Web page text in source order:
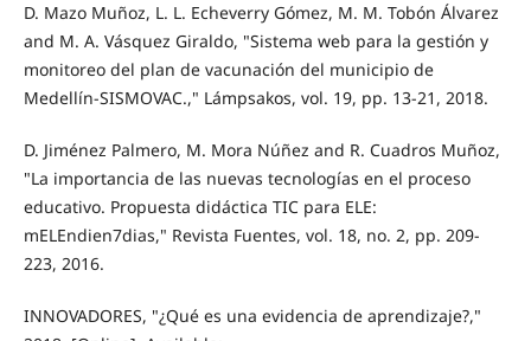
D. Mazo Muñoz, L. L. Echeverry Gómez, M. M. Tobón Álvarez
and M. A. Vásquez Giraldo, "Sistema web para la gestión y
monitoreo del plan de vacunación del municipio de
Medellín-SISMOVAC.," Lámpsakos, vol. 19, pp. 13-21, 2018.
D. Jiménez Palmero, M. Mora Núñez and R. Cuadros Muñoz,
"La importancia de las nuevas tecnologías en el proceso
educativo. Propuesta didáctica TIC para ELE:
mELEndien7dias," Revista Fuentes, vol. 18, no. 2, pp. 209-
223, 2016.
INNOVADORES, "¿Qué es una evidencia de aprendizaje?,"